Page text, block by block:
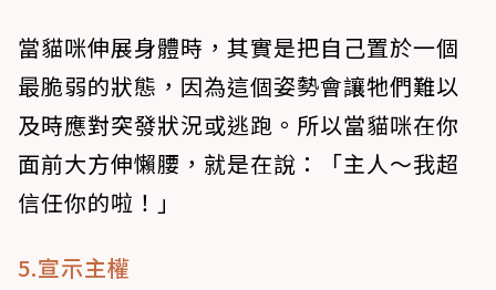
當貓咪伸展身體時，其實是把自己置於一個
最脆弱的狀態，因為這個姿勢會讓牠們難以
及時應對突發狀況或逃跑。所以當貓咪在你
面前大方伸懶腰，就是在說：「主人～我超
信任你的啦！」
5.宣示主權